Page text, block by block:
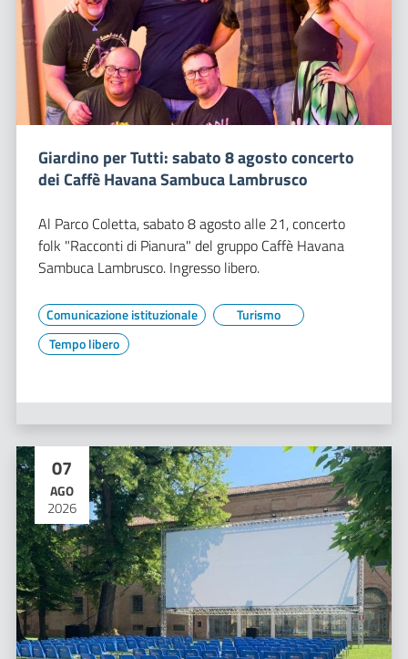
Giardino per Tutti: sabato 8 agosto concerto
dei Caffè Havana Sambuca Lambrusco
Al Parco Coletta, sabato 8 agosto alle 21, concerto
folk "Racconti di Pianura" del gruppo Caffè Havana
Sambuca Lambrusco. Ingresso libero.
Comunicazione istituzionale
Turismo
Tempo libero
07
AGO
2026